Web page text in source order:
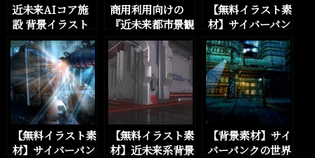
近未来AIコア施
設 背景イラスト
集｜監視映像差分
付き・全12種（4
K）をBOOTHに
追加しました。
商用利用向けの
『近未来都市景観
アニメ風イラス
ト』を5パターン
追加しました
【無料イラスト素
材】サイバーパン
ク、近未来SFの
街の外観背景素材
を21枚追加しま
した。
【無料イラスト素
材】サイバーパン
【無料イラスト素
材】近未来系背景
【背景素材】サイ
バーパンクの世界